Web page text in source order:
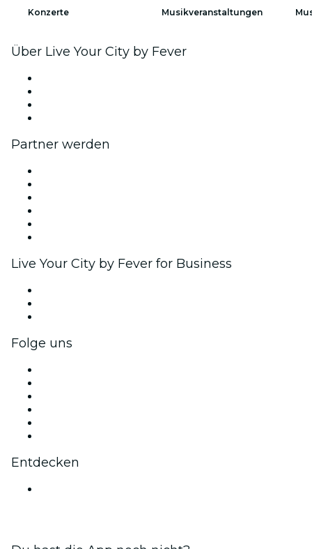
Konzerte Musikveranstaltungen
Über Live Your City by Fever
Partner werden
Live Your City by Fever for Business
Folge uns
Entdecken